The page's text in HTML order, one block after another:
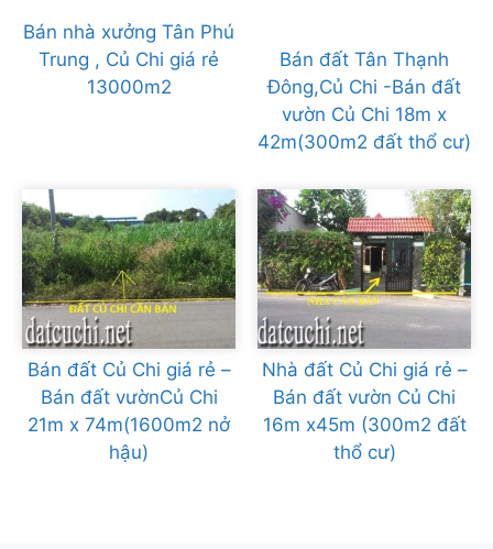
Bán nhà xưởng Tân Phú
Trung , Củ Chi giá rẻ
13000m2
Bán đất Tân Thạnh
Đông,Củ Chi -Bán đất
vườn Củ Chi 18m x
42m(300m2 đất thổ cư)
Bán đất Củ Chi giá rẻ –
Bán đất vườnCủ Chi
21m x 74m(1600m2 nở
hậu)
Nhà đất Củ Chi giá rẻ –
Bán đất vườn Củ Chi
16m x45m (300m2 đất
thổ cư)